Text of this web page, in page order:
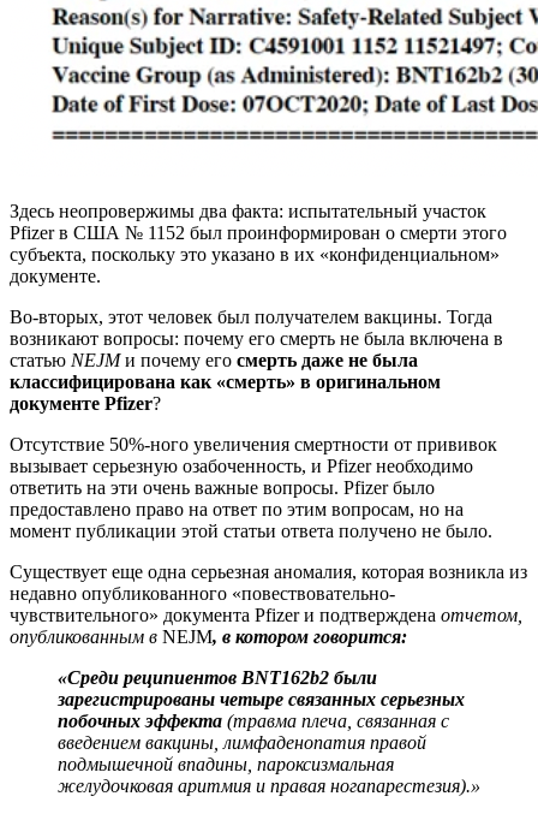
Здесь неопровержимы два факта: испытательный участок
Pfizer в США № 1152 был проинформирован о смерти этого
субъекта, поскольку это указано в их «конфиденциальном»
документе.
Во-вторых, этот человек был получателем вакцины. Тогда
возникают вопросы: почему его смерть не была включена в
статью NEJMи почему его смерть даже не была
классифицирована как «смерть» в оригинальном
документе Pfizer?
Отсутствие 50%-ного увеличения смертности от прививок
вызывает серьезную озабоченность, и Pfizer необходимо
ответить на эти очень важные вопросы. Pfizer было
предоставлено право на ответ по этим вопросам, но на
момент публикации этой статьи ответа получено не было.
Существует еще одна серьезная аномалия, которая возникла из
недавно опубликованного «повествовательно-
чувствительного» документа Pfizer и подтверждена отчетом,
опубликованным в NEJM, в котором говорится:
«Среди реципиентов BNT162b2 были
зарегистрированы четыре связанных серьезных
побочных эффекта (травма плеча, связанная с
введением вакцины, лимфаденопатия правой
подмышечной впадины, пароксизмальная
желудочковая аритмия и правая ногапарестезия).»